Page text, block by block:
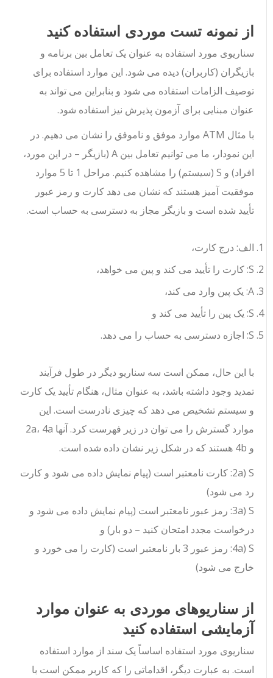
از نمونه تست موردی استفاده کنید
سناریوی مورد استفاده به عنوان یک تعامل بین برنامه و
بازیگران (کاربران) دیده می شود. این موارد استفاده برای
توصیف الزامات استفاده می شود و بنابراین می تواند به
عنوان مبنایی برای آزمون پذیرش نیز استفاده شود.
با مثال ATM موارد موفق و ناموفق را نشان می دهیم. در
این نمودار، ما می توانیم تعامل بین A (بازیگر – در این مورد،
افراد) و S (سیستم) را مشاهده کنیم. مراحل 1 تا 5 موارد
موفقیت آمیز هستند که نشان می دهد کارت و رمز عبور
تأیید شده است و بازیگر مجاز به دسترسی به حساب است.
الف: درج کارت،
S: کارت را تأیید می کند و پین می خواهد،
A: یک پین وارد می کند،
S: یک پین را تأیید می کند و
S: اجازه دسترسی به حساب را می دهد.
با این حال، ممکن است سه سناریو دیگر در طول فرآیند
تمدید وجود داشته باشد، به عنوان مثال، هنگام تأیید یک کارت
و سیستم تشخیص می دهد که چیزی نادرست است. این
موارد گسترش را می توان در زیر فهرست کرد. آنها 2a، 4a
2a) S: کارت نامعتبر است (پیام نمایش داده می شود و کارت
رد می شود)
3a) S: رمز عبور نامعتبر است (پیام نمایش داده می شود و
درخواست مجدد امتحان کنید – دو بار) و
4a) S: رمز عبور 3 بار نامعتبر است (کارت را می خورد و
خارج می شود)
از سناریوهای موردی به عنوان موارد
آزمایشی استفاده کنید
سناریوی مورد استفاده اساساً یک سند از موارد استفاده
است. به عبارت دیگر، اقداماتی را که کاربر ممکن است با